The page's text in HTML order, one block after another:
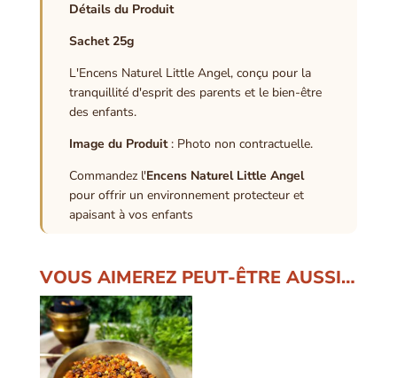
Détails du Produit
Sachet 25g
L'Encens Naturel Little Angel, conçu pour la
tranquillité d'esprit des parents et le bien-être
des enfants.
Image du Produit: Photo non contractuelle.
Commandez l'Encens Naturel Little Angel
pour offrir un environnement protecteur et
apaisant à vos enfants
VOUS AIMEREZ PEUT-ÊTRE AUSSI…